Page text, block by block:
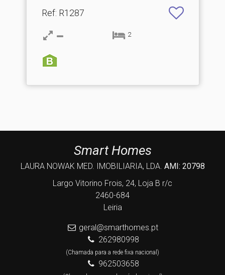
Ref: R1287
2
Smart Homes
LAURA NOWAK MED. IMOBILIARIA, LDA. AMI: 20798
Largo Vitorino Frois, 24, Loja B r/c
2460-684
Leiria
geral@smarthomes.pt
262980998
(Chamada para a rede fixa nacional)
962503658